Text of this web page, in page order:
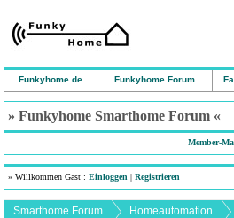
Funkyhome.de Funkyhome Forum
» Funkyhome Smarthome Forum «
Member-
» Willkommen Gast : Einloggen | Registrieren
Smarthome Forum Homeautomation